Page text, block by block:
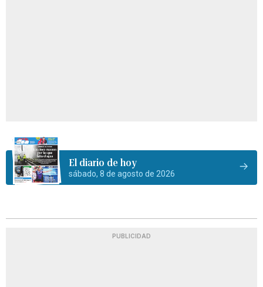
El diario de hoy
sábado, 8 de agosto de 2026
PUBLICIDAD